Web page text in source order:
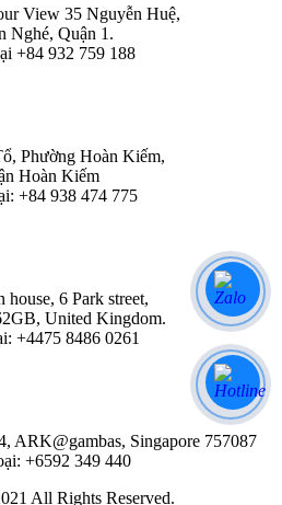
View 35 Nguyễn Huệ,
Nghé, Quận 1.
+84 932 759 188
Phường Hoàn Kiếm,
Hoàn Kiếm
+84 938 474 775
house, 6 Park street,
United Kingdom.
+4475 8486 0261
ARK@gambas, Singapore 757087
+6592 349 440
All Rights Reserved.